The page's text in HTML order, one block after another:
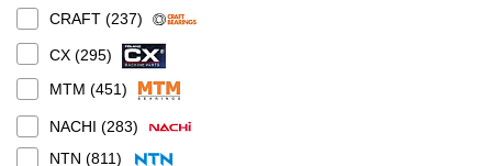
CRAFT (237)
CX (295)
MTM (451)
NACHI (283)
NTN (811)